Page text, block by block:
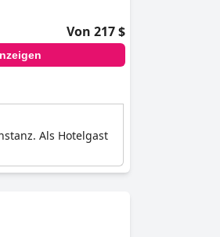
Von 217 $
Als Hotelgast